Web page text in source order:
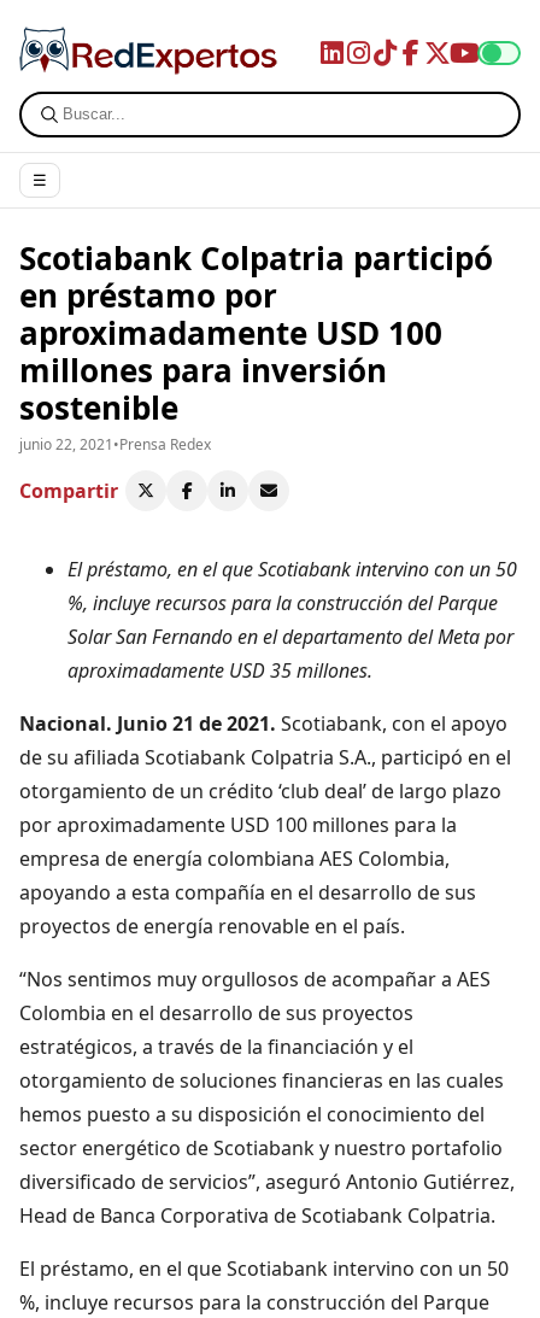
☰
Scotiabank Colpatria participó
en préstamo por
aproximadamente USD 100
millones para inversión
sostenible
junio 22, 2021•Prensa Redex
Compartir
El préstamo, en el que Scotiabank intervino con un 50
%, incluye recursos para la construcción del Parque
Solar San Fernando en el departamento del Meta por
aproximadamente USD 35 millones.
Nacional. Junio 21 de 2021. Scotiabank, con el apoyo
de su afiliada Scotiabank Colpatria S.A., participó en el
otorgamiento de un crédito ‘club deal’ de largo plazo
por aproximadamente USD 100 millones para la
empresa de energía colombiana AES Colombia,
apoyando a esta compañía en el desarrollo de sus
proyectos de energía renovable en el país.
“Nos sentimos muy orgullosos de acompañar a AES
Colombia en el desarrollo de sus proyectos
estratégicos, a través de la financiación y el
otorgamiento de soluciones financieras en las cuales
hemos puesto a su disposición el conocimiento del
sector energético de Scotiabank y nuestro portafolio
diversificado de servicios”, aseguró Antonio Gutiérrez,
Head de Banca Corporativa de Scotiabank Colpatria.
El préstamo, en el que Scotiabank intervino con un 50
%, incluye recursos para la construcción del Parque